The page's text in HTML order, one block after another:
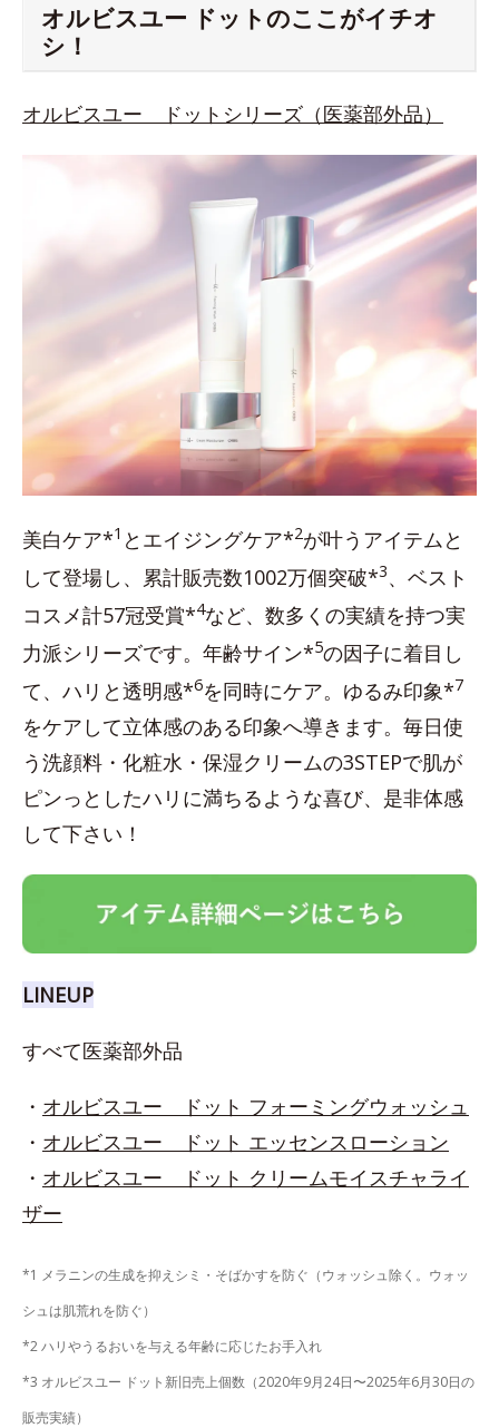
オルビスユー ドットのここがイチオ
シ！
オルビスユー ドットシリーズ（医薬部外品）
美白ケア*1 とエイジングケア*2が叶うアイテムと
して登場し、累計販売数1002万個突破*3、ベスト
コスメ計57冠受賞*4など、数多くの実績を持つ実
力派シリーズです。年齢サイン*5の因子に着目し
て、ハリと透明感*6を同時にケア。ゆるみ印象*7
をケアして立体感のある印象へ導きます。毎日使
う洗顔料・化粧水・保湿クリームの3STEPで肌が
ピンっとしたハリに満ちるような喜び、是非体感
して下さい！
LINEUP
すべて医薬部外品
・ オルビスユー ドット フォーミングウォッシュ
・ オルビスユー ドット エッセンスローション
・ オルビスユー ドット クリームモイスチャライ
ザー
*1 メラニンの生成を抑えシミ・そばかすを防ぐ（ウォッシュ除く。ウォッ
シュは肌荒れを防ぐ）
*2 ハリやうるおいを与える年齢に応じたお手入れ
*3 オルビスユー ドット新旧売上個数（2020年9月24日〜2025年6月30日の
販売実績）